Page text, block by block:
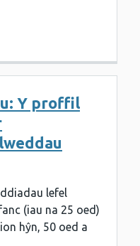
Y proffil
lefel
(iau na 25 oed)
hŷn, 50 oed a